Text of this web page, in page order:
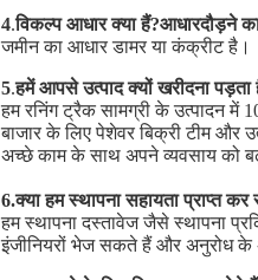
4.विकल्प आधार क्या हैं?आधारदौड़ने
जमीन का आधार डामर या कंक्रीट है।
5.हमें आपसे उत्पाद क्यों खरीदना पड़ता
हम रनिंग ट्रैक सामग्री के उत्पादन में
बाजार के लिए पेशेवर बिक्री टीम
अच्छे काम के साथ अपने व्यवसाय को
6.क्या हम स्थापना सहायता प्राप्त
हम स्थापना दस्तावेज जैसे स्थापना
इंजीनियरों भेज सकते हैं और अनुरोध के